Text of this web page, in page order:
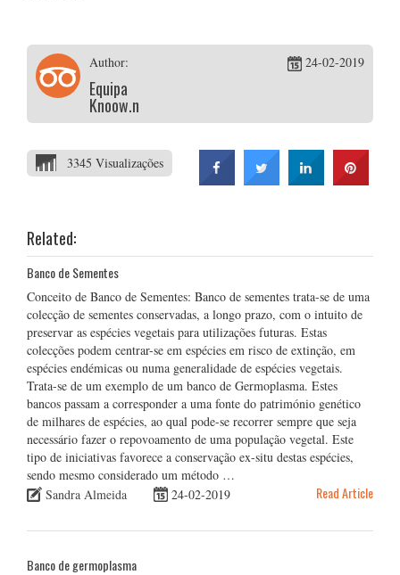
Author:
Equipa
Knoow.net
24-02-2019
3345 Visualizações
Related:
Banco de Sementes
Conceito de Banco de Sementes: Banco de sementes trata-se de uma
colecção de sementes conservadas, a longo prazo, com o intuito de
preservar as espécies vegetais para utilizações futuras. Estas
colecções podem centrar-se em espécies em risco de extinção, em
espécies endémicas ou numa generalidade de espécies vegetais.
Trata-se de um exemplo de um banco de Germoplasma. Estes
bancos passam a corresponder a uma fonte do património genético
de milhares de espécies, ao qual pode-se recorrer sempre que seja
necessário fazer o repovoamento de uma população vegetal. Este
tipo de iniciativas favorece a conservação ex-situ destas espécies,
sendo mesmo considerado um método …
Sandra Almeida
24-02-2019 Read Article
Banco de germoplasma